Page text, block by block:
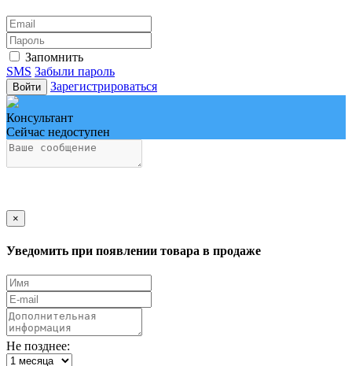
Запомнить
SMS Забыли пароль
Войти Зарегистрироваться
Консультант
Сейчас недоступен
×
Уведомить при появлении товара в продаже
Не позднее: